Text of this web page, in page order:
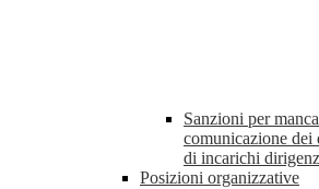
Sanzioni per
comunicazione dei
di incarichi
Posizioni organizzative